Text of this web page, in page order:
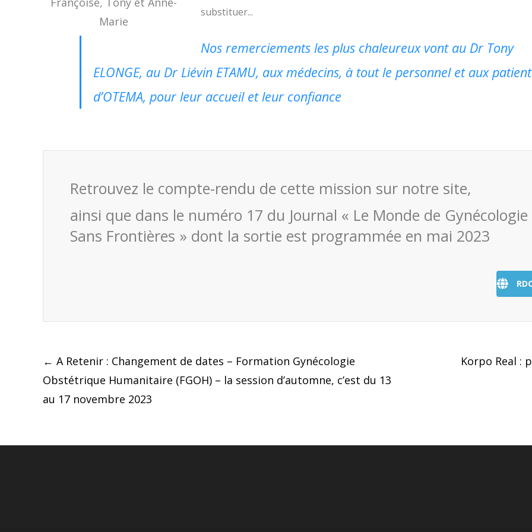
Marie
substituer...
Nos remerciements les plus chaleureux vont au Dr Tony
ELONGE, au Dr Liévin ETAMU, aux médecins, à tout le personnel et aux
d’OTEMA, pour leur accueil et leur confiance
Retrouvez le compte-rendu de cette mission sur notre site,
ainsi que dans le numéro 17 du Journal « Le Monde de Gynécologie
Sans Frontières » dont la sortie est programmée en mai 2023
Post
navigation
← A Retenir : Changement de dates – Formation Gynécologie
Obstétrique Humanitaire (FGOH) – la session d’automne, c’est du 13
au 17 novembre 2023
Korpo Real :